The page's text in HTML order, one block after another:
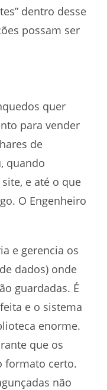
dentro desse
possam ser
quer
para vender
de
quando
e até o que
O Engenheiro
e gerencia os
dados) onde
guardadas. É
e o sistema
enorme.
que os
formato certo.
não